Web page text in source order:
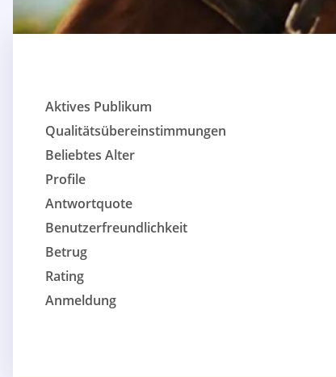
Aktives Publikum
Qualitätsübereinstimmungen
Beliebtes Alter
Profile
Antwortquote
Benutzerfreundlichkeit
Betrug
Rating
Anmeldung